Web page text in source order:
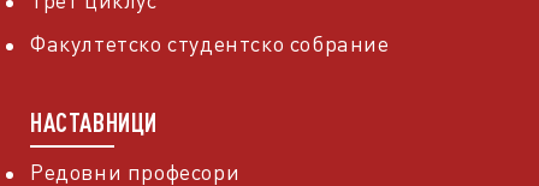
Факултетско студентско собрание
НАСТАВНИЦИ
Редовни професори